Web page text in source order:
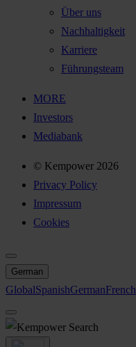
Über uns
Nachhaltigkeit
Karriere
Führungsteam
MORE
Investors
Mediabank
© Kempower 2026
Privacy Policy
Impressum
Cookies
German
GlobalSpanishGermanFrench
Search